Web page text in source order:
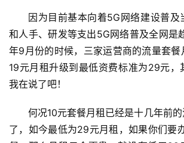
因为目前基本向着5G网络建设普及
和人手、研发等支出5G网络普及全网是
年9月份的时候，三家运营商的流量套餐
19元月租升级到最低资费标准为29元，
我在说了吧！
何况10元套餐月租已经是十几年前
了，如今最低为29元月租，如果你们要